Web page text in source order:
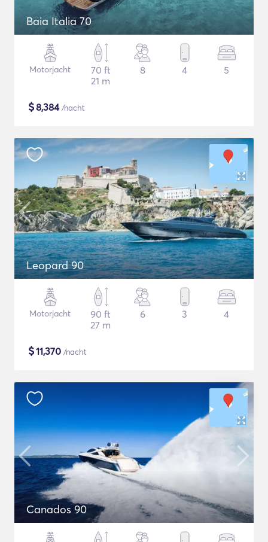
Baia Italia 70
Motorjacht
70 ft
21 m
8 4 5
$8,384/nacht
Leopard 90
Motorjacht
90 ft
27 m
6 3 4
$11,370 /nacht
Canados 90